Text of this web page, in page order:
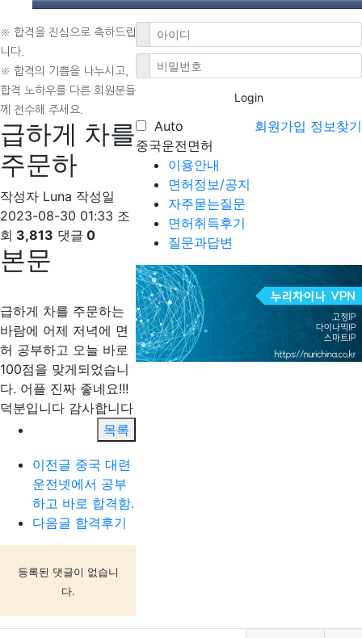
Login
Auto 회원가입 정보찾기
중국운전면허
이용안내
면허정보/공지
자주묻는질문
면허취득후기
질문과답변
※ 합격을 진심으로 축하드립
니다.
※ 합격의 기쁨을 나누시고,
합격 노하우를 다른 회원분들
께 전수해 주세요.
급하게 차를
주문하
작성자 Luna 작성일
2023-08-30 01:33 조
회 3,813 댓글 0
본문
급하게 차를 주문하는
바람에 어제 저녁에 면
허 공부하고 오늘 바로
100점을 맞게되었습니
다. 어플 진짜 좋네요!!!
덕분입니다 감사합니다
목록
이전글 중국 대련
운전넷에서 공부
하고 바로 합격함.
다음글 합격후기
등록된 댓글이 없습니
다.